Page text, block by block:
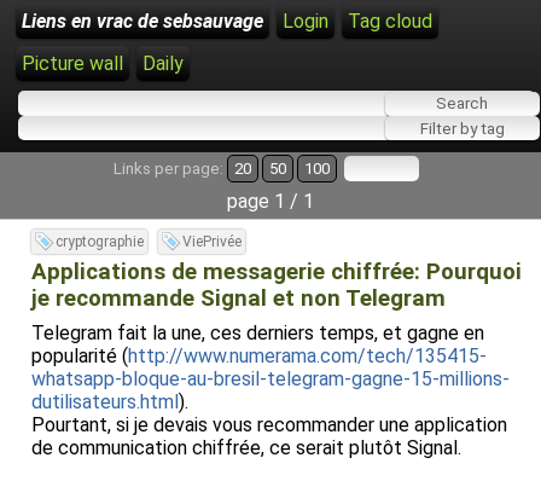
Liens en vrac de sebsauvage Login
Tag cloud
Picture wall
Daily
Links per page: 20 50 100
page 1 / 1
cryptographie ViePrivée
Applications de messagerie chiffrée: Pourquoi
je recommande Signal et non Telegram
Telegram fait la une, ces derniers temps, et gagne en
popularité (http://www.numerama.com/tech/135415-
whatsapp-bloque-au-bresil-telegram-gagne-15-millions-
dutilisateurs.html).
Pourtant, si je devais vous recommander une application
de communication chiffrée, ce serait plutôt Signal.